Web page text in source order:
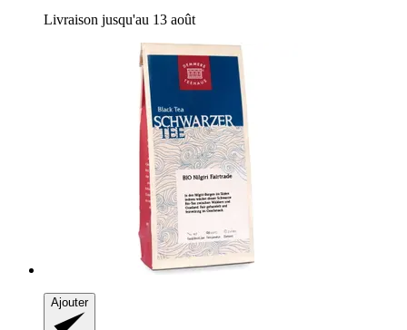
Livraison jusqu'au 13 août
Ajouter